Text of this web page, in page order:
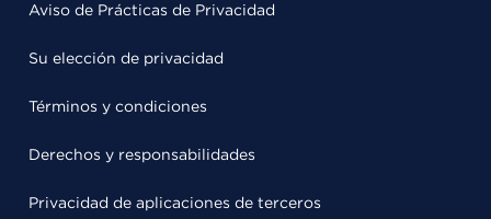
Aviso de Prácticas de Privacidad
Su elección de privacidad
Términos y condiciones
Derechos y responsabilidades
Privacidad de aplicaciones de terceros